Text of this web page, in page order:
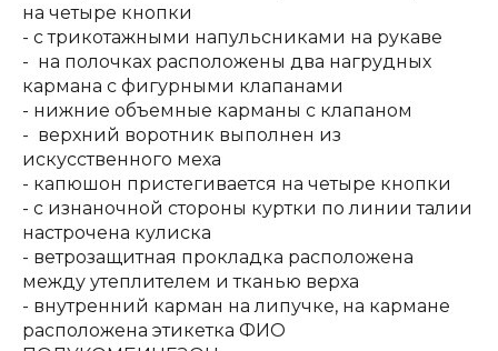
на четыре кнопки
- с трикотажными напульсниками на рукаве
- на полочках расположены два нагрудных
кармана с фигурными клапанами
- нижние объемные карманы с клапаном
- верхний воротник выполнен из
искусственного меха
- капюшон пристегивается на четыре кнопки
- с изнаночной стороны куртки по линии талии
настрочена кулиска
- ветрозащитная прокладка расположена
между утеплителем и тканью верха
- внутренний карман на липучке, на кармане
расположена этикетка ФИО